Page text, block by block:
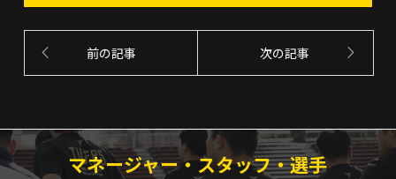
前の記事 次の記事
マネージャー・スタッフ・選手